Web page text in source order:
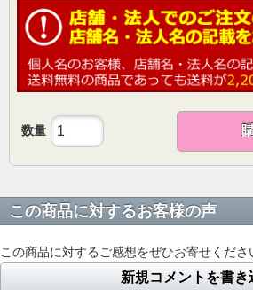
数量
この商品に対するお客様の声
この商品に対するご感想をぜひお寄せくださ
新規コメントを書き